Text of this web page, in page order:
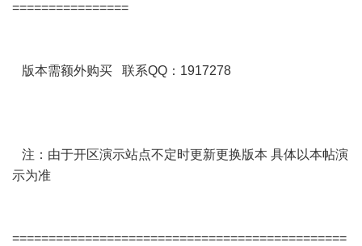
================
版本需额外购买 联系QQ：1917278
注：由于开区演示站点不定时更新更换版本 具体以本帖演
示为准
==============================================